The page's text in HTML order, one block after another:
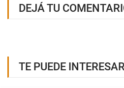
DEJÁ TU
TE PUEDE